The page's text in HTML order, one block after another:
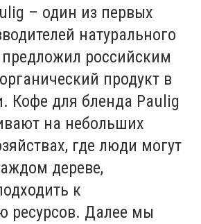
– один из первых
натурального
российским
продукт в
Кофе для бленда Paulig
на небольших
где люди могут
дереве,
к
ресурсов. Далее мы